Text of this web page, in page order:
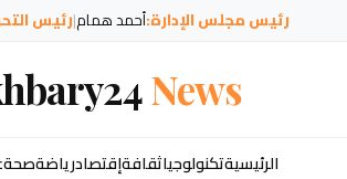
رئيس مجلس الإدارة:أحمد همام|رئيس
News
الرئيسيةتكنولوجياثقافةإقتصادرياضةصحة